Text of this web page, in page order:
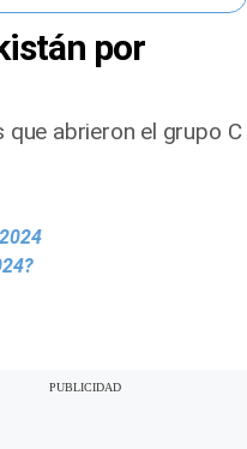
por
que abrieron el grupo C